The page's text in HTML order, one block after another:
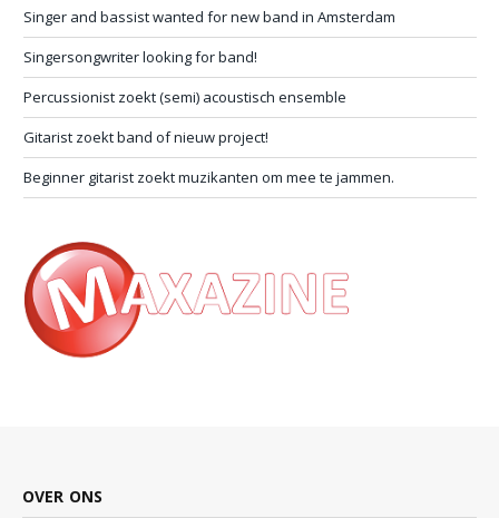
Singer and bassist wanted for new band in Amsterdam
Singersongwriter looking for band!
Percussionist zoekt (semi) acoustisch ensemble
Gitarist zoekt band of nieuw project!
Beginner gitarist zoekt muzikanten om mee te jammen.
OVER ONS